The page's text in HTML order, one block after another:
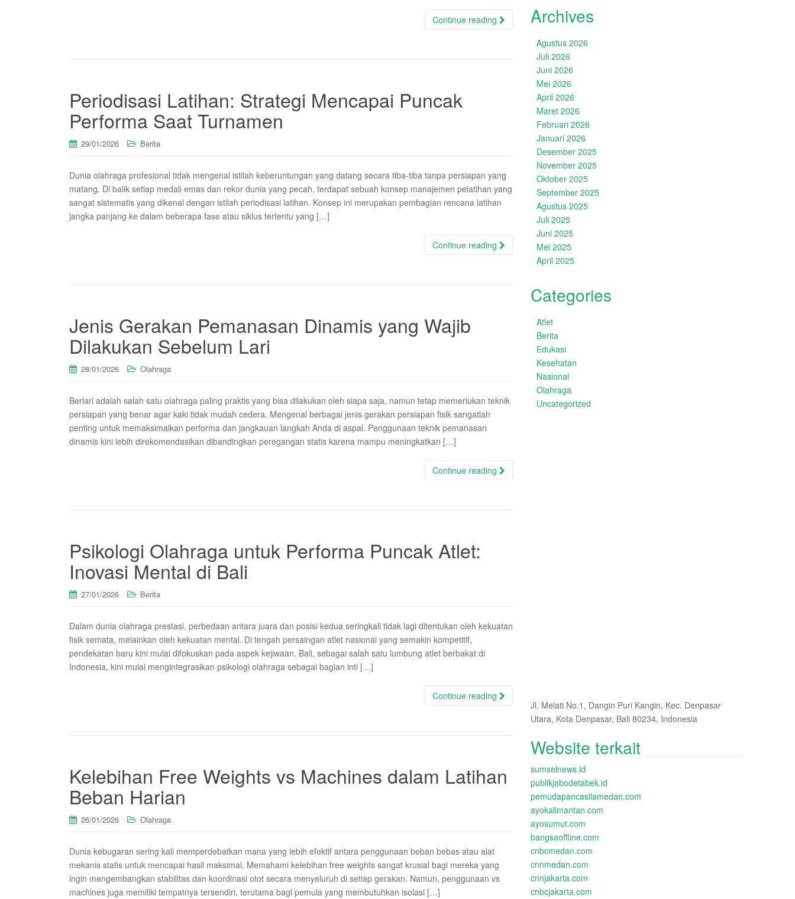
Continue reading
Periodisasi Latihan: Strategi Mencapai Puncak
Performa Saat Turnamen
29/01/2026 Berita
Dunia olahraga profesional tidak mengenal istilah keberuntungan yang datang secara tiba-tiba tanpa persiapan yang
matang. Di balik setiap medali emas dan rekor dunia yang pecah, terdapat sebuah konsep manajemen pelatihan yang
sangat sistematis yang dikenal dengan istilah periodisasi latihan. Konsep ini merupakan pembagian rencana latihan
jangka panjang ke dalam beberapa fase atau siklus tertentu yang […]
Continue reading
Jenis Gerakan Pemanasan Dinamis yang Wajib
Dilakukan Sebelum Lari
28/01/2026 Olahraga
Berlari adalah salah satu olahraga paling praktis yang bisa dilakukan oleh siapa saja, namun tetap memerlukan teknik
persiapan yang benar agar kaki tidak mudah cedera. Mengenal berbagai jenis gerakan persiapan fisik sangatlah
penting untuk memaksimalkan performa dan jangkauan langkah Anda di aspal. Penggunaan teknik pemanasan
dinamis kini lebih direkomendasikan dibandingkan peregangan statis karena mampu meningkatkan […]
Continue reading
Psikologi Olahraga untuk Performa Puncak Atlet:
Inovasi Mental di Bali
27/01/2026 Berita
Dalam dunia olahraga prestasi, perbedaan antara juara dan posisi kedua seringkali tidak lagi ditentukan oleh kekuatan
fisik semata, melainkan oleh kekuatan mental. Di tengah persaingan atlet nasional yang semakin kompetitif,
pendekatan baru kini mulai difokuskan pada aspek kejiwaan. Bali, sebagai salah satu lumbung atlet berbakat di
Indonesia, kini mulai mengintegrasikan psikologi olahraga sebagai bagian inti […]
Continue reading
Kelebihan Free Weights vs Machines dalam Latihan
Beban Harian
26/01/2026 Olahraga
Dunia kebugaran sering kali memperdebatkan mana yang lebih efektif antara penggunaan beban bebas atau alat
mekanis statis untuk mencapai hasil maksimal. Memahami kelebihan free weights sangat krusial bagi mereka yang
ingin mengembangkan stabilitas dan koordinasi otot secara menyeluruh di setiap gerakan. Namun, penggunaan vs
machines juga memiliki tempatnya tersendiri, terutama bagi pemula yang membutuhkan isolasi […]
Archives
Agustus 2026
Juli 2026
Juni 2026
Mei 2026
April 2026
Maret 2026
Februari 2026
Januari 2026
Desember 2025
November 2025
Oktober 2025
September 2025
Agustus 2025
Juli 2025
Juni 2025
Mei 2025
April 2025
Categories
Atlet
Berita
Edukasi
Kesehatan
Nasional
Olahraga
Uncategorized
Jl. Melati No.1, Dangin Puri Kangin, Kec. Denpasar
Utara, Kota Denpasar, Bali 80234, Indonesia
Website terkait
sumselnews.id
publikjabodetabek.id
pemudapancasilamedan.com
ayokalimantan.com
ayosumut.com
bangsaoffline.com
cnbcmedan.com
cnnmedan.com
cnnjakarta.com
cnbcjakarta.com